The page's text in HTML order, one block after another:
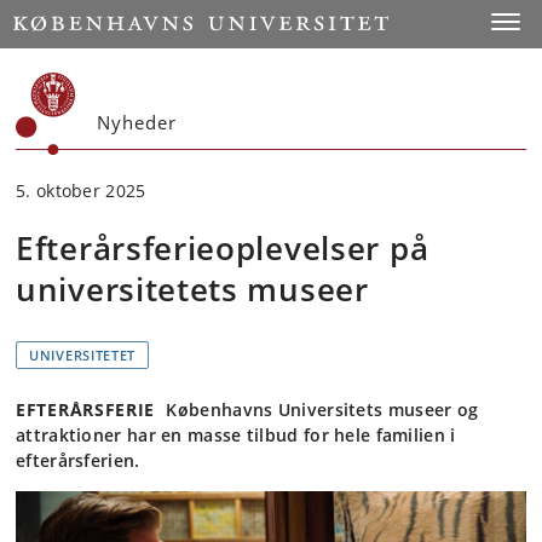
Start
Nyheder
5. oktober 2025
Efterårsferieoplevelser på
universitetets museer
UNIVERSITETET
EFTERÅRSFERIE
Københavns Universitets museer og
attraktioner har en masse tilbud for hele familien i
efterårsferien.